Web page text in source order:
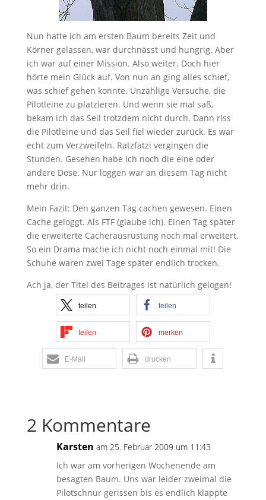
Nun hatte ich am ersten Baum bereits Zeit und
Körner gelassen, war durchnässt und hungrig. Aber
ich war auf einer Mission. Also weiter. Doch hier
hörte mein Glück auf. Von nun an ging alles schief,
was schief gehen konnte. Unzählige Versuche, die
Pilotleine zu platzieren. Und wenn sie mal saß,
bekam ich das Seil trotzdem nicht durch. Dann riss
die Pilotleine und das Seil fiel wieder zurück. Es war
echt zum Verzweifeln. Ratzfatzi vergingen die
Stunden. Gesehen habe ich noch die eine oder
andere Dose. Nur loggen war an diesem Tag nicht
mehr drin.
Mein Fazit: Den ganzen Tag cachen gewesen. Einen
Cache geloggt. Als FTF (glaube ich). Einen Tag später
die erweiterte Cacherausrüstung noch mal erweitert.
So ein Drama mache ich nicht noch einmal mit! Die
Schuhe waren zwei Tage später endlich trocken.
Ach ja, der Titel des Beitrages ist natürlich gelogen!
teilen teilen
teilen merken
E-Mail drucken
2 Kommentare
Karsten am 25. Februar 2009 um 11:43
Ich war am vorherigen Wochenende am
besagten Baum. Uns war leider zweimal die
Pilotschnur gerissen bis es endlich klappte